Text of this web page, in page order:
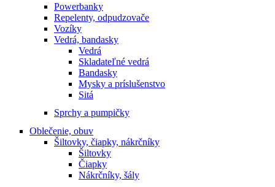
Powerbanky
Repelenty, odpudzovače
Vozíky
Vedrá, bandasky
Vedrá
Skladateľné vedrá
Bandasky
Mysky a príslušenstvo
Sitá
Sprchy a pumpičky
Oblečenie, obuv
Šiltovky, čiapky, nákrčníky
Šiltovky
Čiapky
Nákrčníky, šály